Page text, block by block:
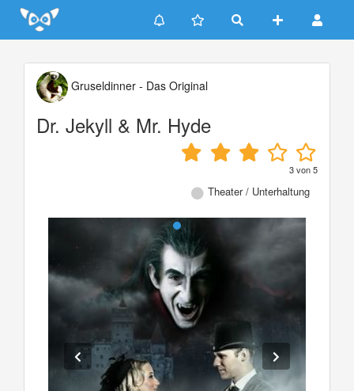
Update cookies preferences
Gruseldinner - Das Original
Dr. Jekyll & Mr. Hyde
3von5
Theater / Unterhaltung